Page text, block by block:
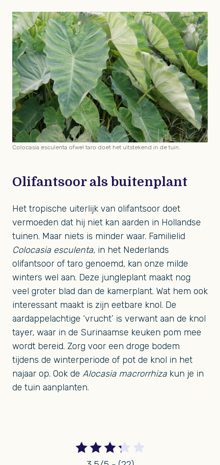
Olifantsoor als buitenplant
Het tropische uiterlijk van olifantsoor doet
vermoeden dat hij niet kan aarden in Hollandse
tuinen. Maar niets is minder waar. Familielid
Colocasia esculenta, in het Nederlands
olifantsoor of taro genoemd, kan onze milde
winters wel aan. Deze jungleplant maakt nog
veel groter blad dan de kamerplant. Wat hem ook
interessant maakt is zijn eetbare knol. De
aardappelachtige ‘vrucht’ is verwant aan de knol
tayer, waar in de Surinaamse keuken pom mee
wordt bereid. Zorg voor een droge bodem
tijdens de winterperiode of pot de knol in het
najaar op. Ook de Alocasia macrorrhiza kun je in
de tuin aanplanten.
Colocasia esculenta ofwel taro doet het uitstekend in de tuin.